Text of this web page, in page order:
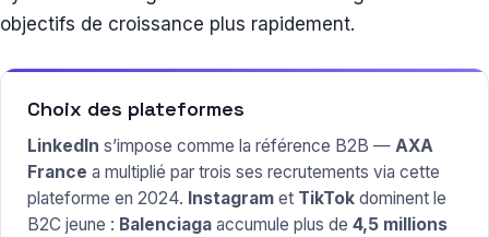
objectifs de croissance plus rapidement.
Choix des plateformes
LinkedIn s’impose comme la référence B2B — AXA
France a multiplié par trois ses recrutements via cette
plateforme en 2024. Instagram et TikTok dominent le
B2C jeune : Balenciaga accumule plus de 4,5 millions